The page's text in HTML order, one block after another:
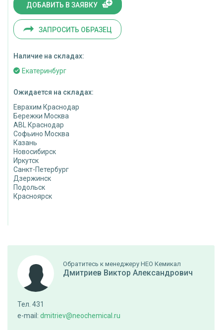
ДОБАВИТЬ В ЗАЯВКУ
ЗАПРОСИТЬ ОБРАЗЕЦ
Наличие на складах:
Екатеринбург
Ожидается на складах:
Еврахим Краснодар
Бережки Москва
ABL Краснодар
Софьино Москва
Казань
Новосибирск
Иркутск
Санкт-Петербург
Дзержинск
Подольск
Красноярск
Обратитесь к менеджеру НЕО Кемикал
Дмитриев Виктор Александрович
Тел. 431
e-mail: dmitriev@neochemical.ru